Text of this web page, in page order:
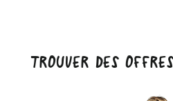
TROUVER DES